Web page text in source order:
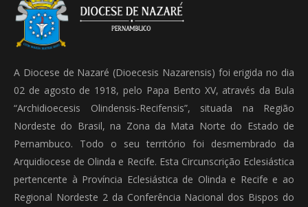
A Diocese de Nazaré (Dioecesis Nazarensis) foi erigida no dia
02 de agosto de 1918, pelo Papa Bento XV, através da Bula
“Archidioecesis Olindensis-Recifensis”, situada na Região
Nordeste do Brasil, na Zona da Mata Norte do Estado de
Pernambuco. Todo o seu território foi desmembrado da
Arquidiocese de Olinda e Recife. Esta Circunscrição Eclesiástica
pertencente à Província Eclesiástica de Olinda e Recife e ao
Regional Nordeste 2 da Conferência Nacional dos Bispos do